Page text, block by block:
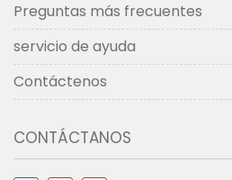
Preguntas más frecuentes
servicio de ayuda
Contáctenos
CONTÁCTANOS